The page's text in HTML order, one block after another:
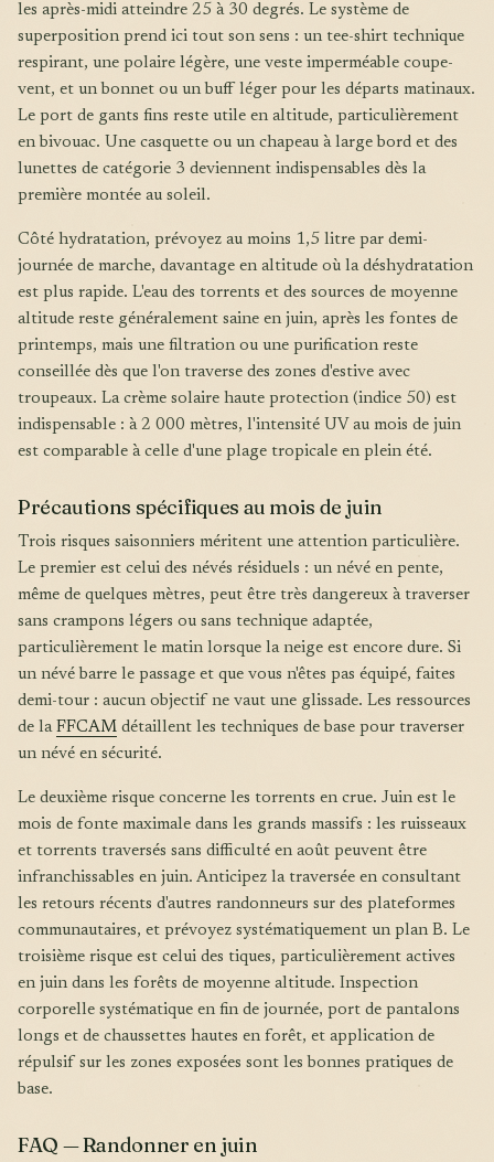
les après-midi atteindre 25 à 30 degrés. Le système de
superposition prend ici tout son sens : un tee-shirt technique
respirant, une polaire légère, une veste imperméable coupe-
vent, et un bonnet ou un buff léger pour les départs matinaux.
Le port de gants fins reste utile en altitude, particulièrement
en bivouac. Une casquette ou un chapeau à large bord et des
lunettes de catégorie 3 deviennent indispensables dès la
première montée au soleil.
Côté hydratation, prévoyez au moins 1,5 litre par demi-
journée de marche, davantage en altitude où la déshydratation
est plus rapide. L'eau des torrents et des sources de moyenne
altitude reste généralement saine en juin, après les fontes de
printemps, mais une filtration ou une purification reste
conseillée dès que l'on traverse des zones d'estive avec
troupeaux. La crème solaire haute protection (indice 50) est
indispensable : à 2 000 mètres, l'intensité UV au mois de juin
est comparable à celle d'une plage tropicale en plein été.
Précautions spécifiques au mois de juin
Trois risques saisonniers méritent une attention particulière.
Le premier est celui des névés résiduels : un névé en pente,
même de quelques mètres, peut être très dangereux à traverser
sans crampons légers ou sans technique adaptée,
particulièrement le matin lorsque la neige est encore dure. Si
un névé barre le passage et que vous n'êtes pas équipé, faites
demi-tour : aucun objectif ne vaut une glissade. Les ressources
de la FFCAM détaillent les techniques de base pour traverser
un névé en sécurité.
Le deuxième risque concerne les torrents en crue. Juin est le
mois de fonte maximale dans les grands massifs : les ruisseaux
et torrents traversés sans difficulté en août peuvent être
infranchissables en juin. Anticipez la traversée en consultant
les retours récents d'autres randonneurs sur des plateformes
communautaires, et prévoyez systématiquement un plan B. Le
troisième risque est celui des tiques, particulièrement actives
en juin dans les forêts de moyenne altitude. Inspection
corporelle systématique en fin de journée, port de pantalons
longs et de chaussettes hautes en forêt, et application de
répulsif sur les zones exposées sont les bonnes pratiques de
base.
FAQ — Randonner en juin